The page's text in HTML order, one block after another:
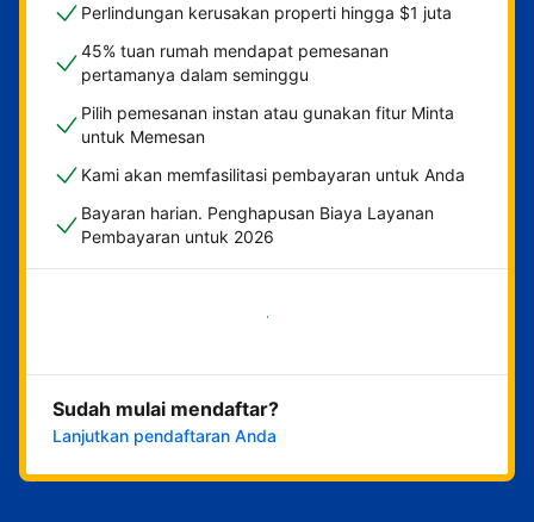
Perlindungan kerusakan properti hingga $1 juta
45% tuan rumah mendapat pemesanan
pertamanya dalam seminggu
Pilih pemesanan instan atau gunakan fitur Minta
untuk Memesan
Kami akan memfasilitasi pembayaran untuk Anda
Bayaran harian. Penghapusan Biaya Layanan
Pembayaran untuk 2026
Mulai sekarang
Sudah mulai mendaftar?
Lanjutkan pendaftaran Anda